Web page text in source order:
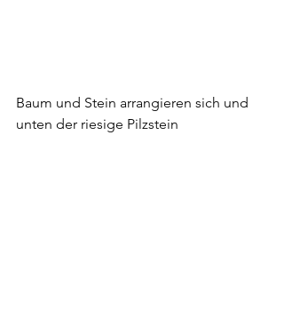
Baum und Stein arrangieren sich und
unten der riesige Pilzstein